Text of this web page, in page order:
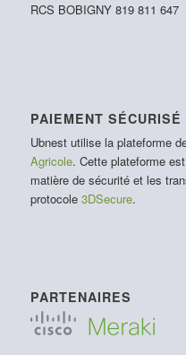
RCS BOBIGNY 819 811 647
PAIEMENT SÉCURISÉ
Ubnest utilise la plateforme
Agricole. Cette plateforme
matière de sécurité et les
protocole 3DSecure.
PARTENAIRES